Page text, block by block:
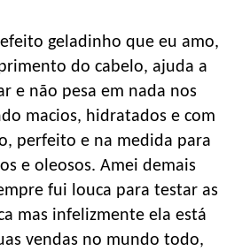
geladinho que eu amo,
do cabelo, ajuda a
e não pesa em nada nos
macios, hidratados e com
perfeito e na medida para
e oleosos. Amei demais
fui louca para testar as
mas infelizmente ela está
vendas no mundo todo,